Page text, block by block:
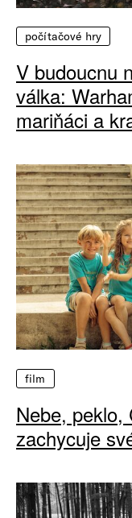
počítačové hry
V budoucnu
válka:
mariňáci a
film
Nebe, peklo,
zachycuje